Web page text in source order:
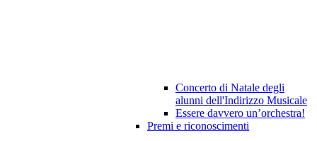
Concerto di Natale degli
alunni dell'Indirizzo Musicale
Essere davvero un’orchestra!
Premi e riconoscimenti